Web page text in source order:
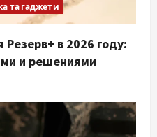
та гаджети
в 2026 году:
и решениями